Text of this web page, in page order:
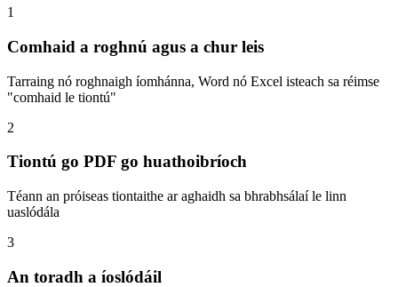
1
Comhaid a roghnú agus a chur leis
Tarraing nó roghnaigh íomhánna, Word nó Excel isteach sa réimse
"comhaid le tiontú"
2
Tiontú go PDF go huathoibríoch
Téann an próiseas tiontaithe ar aghaidh sa bhrabhsálaí le linn
uaslódála
3
An toradh a íoslódáil